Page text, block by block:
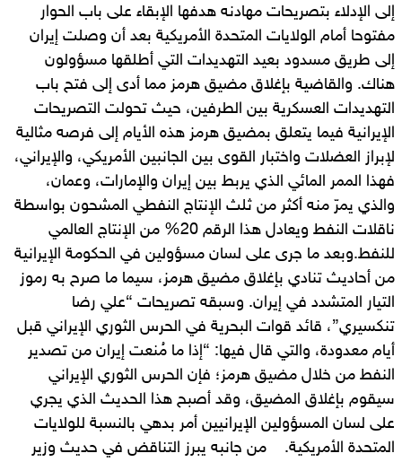
إلى الإدلاء بتصريحات مهادنه هدفها الإبقاء على باب الحوار
مفتوحا أمام الولايات المتحدة الأمريكية بعد أن وصلت إيران
إلى طريق مسدود بعيد التهديدات التي أطلقها مسؤولون
هناك. والقاضية بإغلاق مضيق هرمز مما أدى إلى فتح باب
التهديدات العسكرية بين الطرفين، حيث تحولت التصريحات
الإيرانية فيما يتعلق بمضيق هرمز هذه الأيام إلى فرصه مثالية
لإبراز العضلات واختبار القوى بين الجانبين الأمريكي، والإيراني،
فهذا الممر المائي الذي يربط بين إيران والإمارات، وعمان،
والذي يمرّ منه أكثر من ثلث الإنتاج النفطي المشحون بواسطة
ناقلات النفط ويعادل هذا الرقم 20% من الإنتاج العالمي
للنفط.وبعد ما جرى على لسان مسؤولين في الحكومة الإيرانية
من أحاديث تنادي بإغلاق مضيق هرمز، سيما ما صرح به رموز
التيار المتشدد في إيران. وسبقه تصريحات “علي رضا
تنكسيري”، قائد قوات البحرية في الحرس الثوري الإيراني قبل
أيام معدودة، والتي قال فيها: “إذا ما مُنعت إيران من تصدير
النفط من خلال مضيق هرمز؛ فإن الحرس الثوري الإيراني
سيقوم بإغلاق المضيق، وقد أصبح هذا الحديث الذي يجري
على لسان المسؤولين الإيرانيين أمر بدهي بالنسبة للولايات
المتحدة الأمريكية. من جانبه يبرز التناقض في حديث وزير